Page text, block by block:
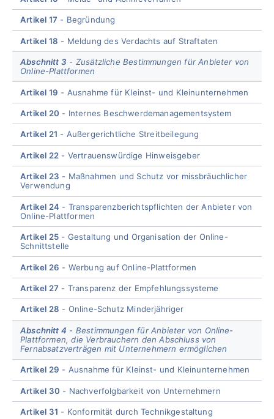
Artikel 17 Begründung
Artikel 18 Meldung des Verdachts auf Straftaten
Abschnitt 3
Zusätzliche Bestimmungen für Anbieter von
Online-Plattformen
Artikel 19 Ausnahme für Kleinst- und Kleinunternehmen
Artikel 20 Internes Beschwerdemanagementsystem
Artikel 21 Außergerichtliche Streitbeilegung
Artikel 22 Vertrauenswürdige Hinweisgeber
Artikel 23
Maßnahmen und Schutz vor missbräuchlicher
Verwendung
Artikel 24
Transparenzberichtspflichten der Anbieter von
Online-Plattformen
Artikel 25
Gestaltung und Organisation der Online-
Schnittstelle
Artikel 26 Werbung auf Online-Plattformen
Artikel 27 Transparenz der Empfehlungssysteme
Artikel 28 Online-Schutz Minderjähriger
Abschnitt 4
Bestimmungen für Anbieter von Online-
Plattformen, die Verbrauchern den Abschluss von
Fernabsatzverträgen mit Unternehmern ermöglichen
Artikel 29 Ausnahme für Kleinst- und Kleinunternehmen
Artikel 30 Nachverfolgbarkeit von Unternehmern
Artikel 31 Konformität durch Technikgestaltung